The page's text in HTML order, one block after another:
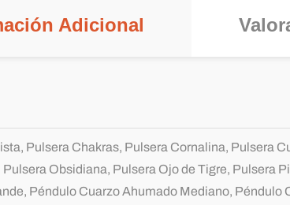
Adicional
Pulsera Chakras, Pulsera Cornalina, Pulsera
Obsidiana, Pulsera Ojo de Tigre, Pulsera
Péndulo Cuarzo Ahumado Mediano, Péndulo